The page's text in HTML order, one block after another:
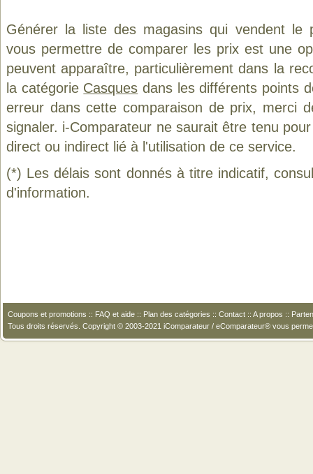
Générer la liste des magasins qui vendent le
vous permettre de comparer les prix est une
peuvent apparaître, particulièrement dans la
la catégorie Casques dans les différents points
erreur dans cette comparaison de prix, merci
signaler. i-Comparateur ne saurait être tenu
direct ou indirect lié à l'utilisation de ce service.
(*) Les délais sont donnés à titre indicatif,
d'information.
Coupons et promotions :: FAQ et aide :: Plan des catégories :: Contact :: A propos ::
Tous droits réservés. Copyright © 2003-2021 iComparateur / eComparateur® vous